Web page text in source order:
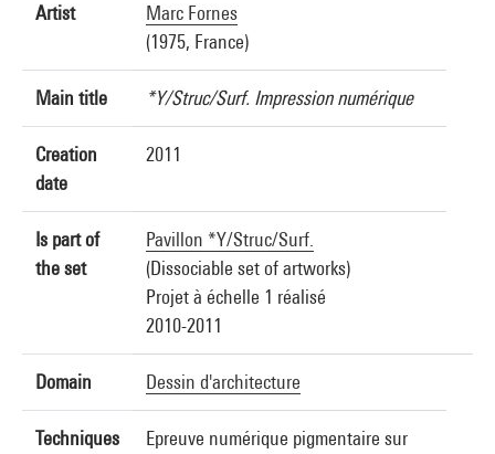
Artist
Marc Fornes
(1975, France)
Main title *Y/Struc/Surf. Impression numérique
Creation
date
2011
Is part of
the set
Pavillon *Y/Struc/Surf.
(Dissociable set of artworks)
Projet à échelle 1 réalisé
2010-2011
Domain Dessin d'architecture
Techniques
Epreuve numérique pigmentaire sur